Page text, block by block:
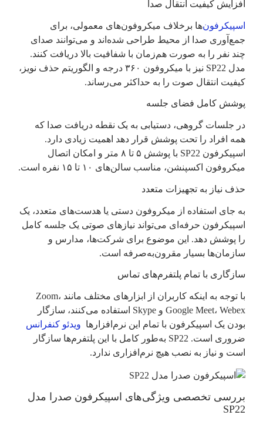
افزایش کیفیت انتقال صدا
اسپیکرفون‌ها برخلاف میکروفون‌­های معمولی، برای
جمع‌آوری صدا از محیط طراحی شده‌اند و می‌توانند صدای
چند نفر را به صورت هم‌زمان با شفافیت بالا دریافت کنند.
مدل SP22 نیز با میکروفون ۳۶۰ درجه و الگوریتم حذف نویز،
کیفیت انتقال صوت را به حداکثر می‌رساند.
پوشش کامل فضای جلسه
در جلسات گروهی، دستیابی به یک نقطه دریافت صدا که
همه افراد را تحت پوشش قرار دهد اهمیت زیادی دارد.
اسپیکرفون SP22 با پوشش ۵ تا ۸ متر و امکان اتصال
میکروفون اکسپنشن، مناسب سالن‌های ۱۰ تا ۱۵ نفره است.
حذف نیاز به تجهیزات متعدد
به جای استفاده از میکروفون دستی یا هدست‌های متعدد، یک
اسپیکرفون حرفه‌ای می‌تواند نیازهای صوتی یک جلسه کامل
را پوشش دهد. این موضوع برای شرکت‌ها، مدارس و
سازمان‌ها بسیار مقرون‌به‌صرفه است.
سازگاری با تمام پلتفرم‌های تماس
با توجه به اینکه کاربران از ابزارهای مختلف مانند Zoom،
Google Meet، Webex و Skype استفاده می‌کنند، سازگار
بودن یک اسپیکرفون با تمام این نرم‌افزارها ویدئو کنفرانس
ضروری است. SP22 به‌طور کامل با این پلتفرم‌ها سازگار
است و نیاز به نصب هیچ نرم‌افزاری ندارد.
بررسی تخصصی ویژگی‌های اسپیکرفون صدرا مدل
SP22